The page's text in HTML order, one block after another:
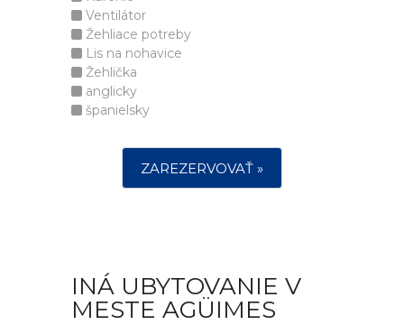
Ventilátor
Žehliace potreby
Lis na nohavice
Žehlička
anglicky
španielsky
ZAREZERVOVAŤ »
INÁ UBYTOVANIE V
MESTE AGÜIMES